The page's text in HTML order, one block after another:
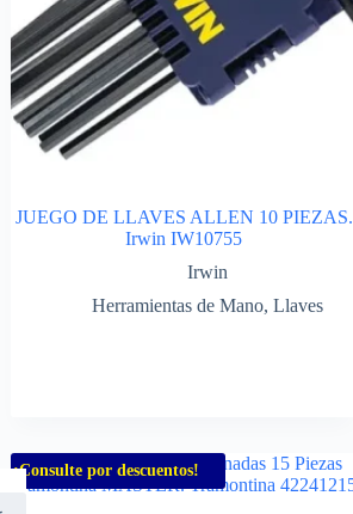
JUEGO DE LLAVES ALLEN 10 PIEZAS.
Irwin IW10755
Irwin
Herramientas de Mano, Llaves
¡Consulte por descuentos!